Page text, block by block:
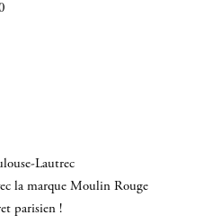
Lautrec
la marque Moulin Rouge
parisien !